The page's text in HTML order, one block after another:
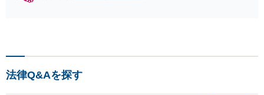
法律Q&Aを探す